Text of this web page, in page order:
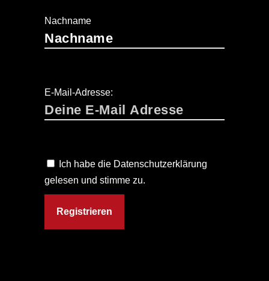
Nachname
E-Mail-Adresse:
Ich habe die Datenschutzerklärung
gelesen und stimme zu.